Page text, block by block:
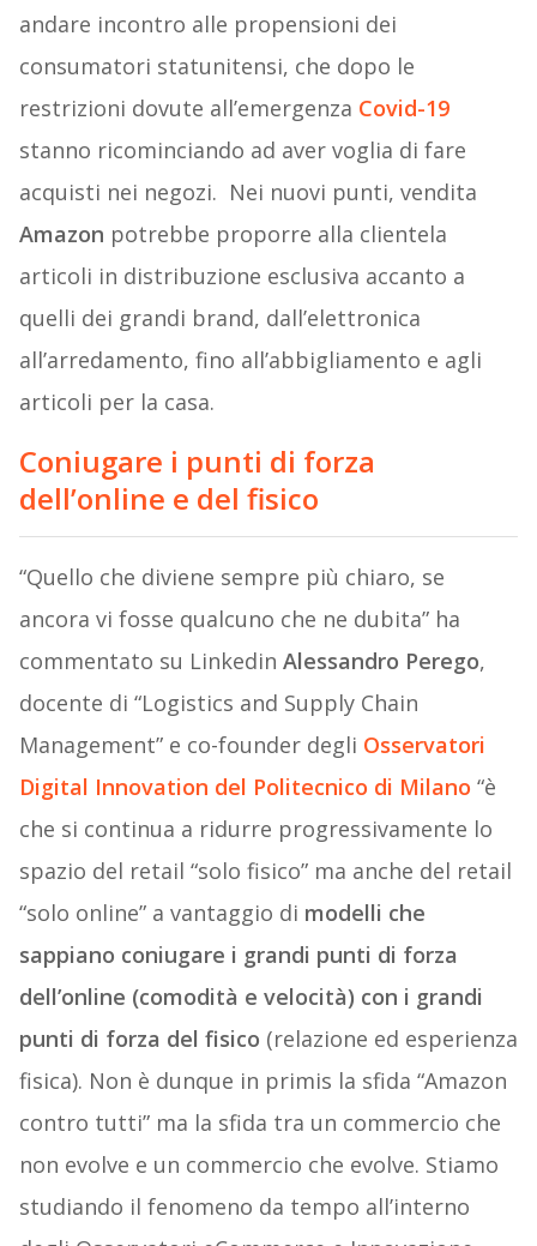
andare incontro alle propensioni dei
consumatori statunitensi, che dopo le
restrizioni dovute all’emergenza Covid-19
stanno ricominciando ad aver voglia di fare
acquisti nei negozi. Nei nuovi punti, vendita
Amazon potrebbe proporre alla clientela
articoli in distribuzione esclusiva accanto a
quelli dei grandi brand, dall’elettronica
all’arredamento, fino all’abbigliamento e agli
articoli per la casa.
Coniugare i punti di forza
dell’online e del fisico
“Quello che diviene sempre più chiaro, se
ancora vi fosse qualcuno che ne dubita” ha
commentato su Linkedin Alessandro Perego,
docente di “Logistics and Supply Chain
Management” e co-founder degli Osservatori
Digital Innovation del Politecnico di Milano “è
che si continua a ridurre progressivamente lo
spazio del retail “solo fisico” ma anche del retail
“solo online” a vantaggio di modelli che
sappiano coniugare i grandi punti di forza
dell’online (comodità e velocità) con i grandi
punti di forza del fisico (relazione ed esperienza
fisica). Non è dunque in primis la sfida “Amazon
contro tutti” ma la sfida tra un commercio che
non evolve e un commercio che evolve. Stiamo
studiando il fenomeno da tempo all’interno